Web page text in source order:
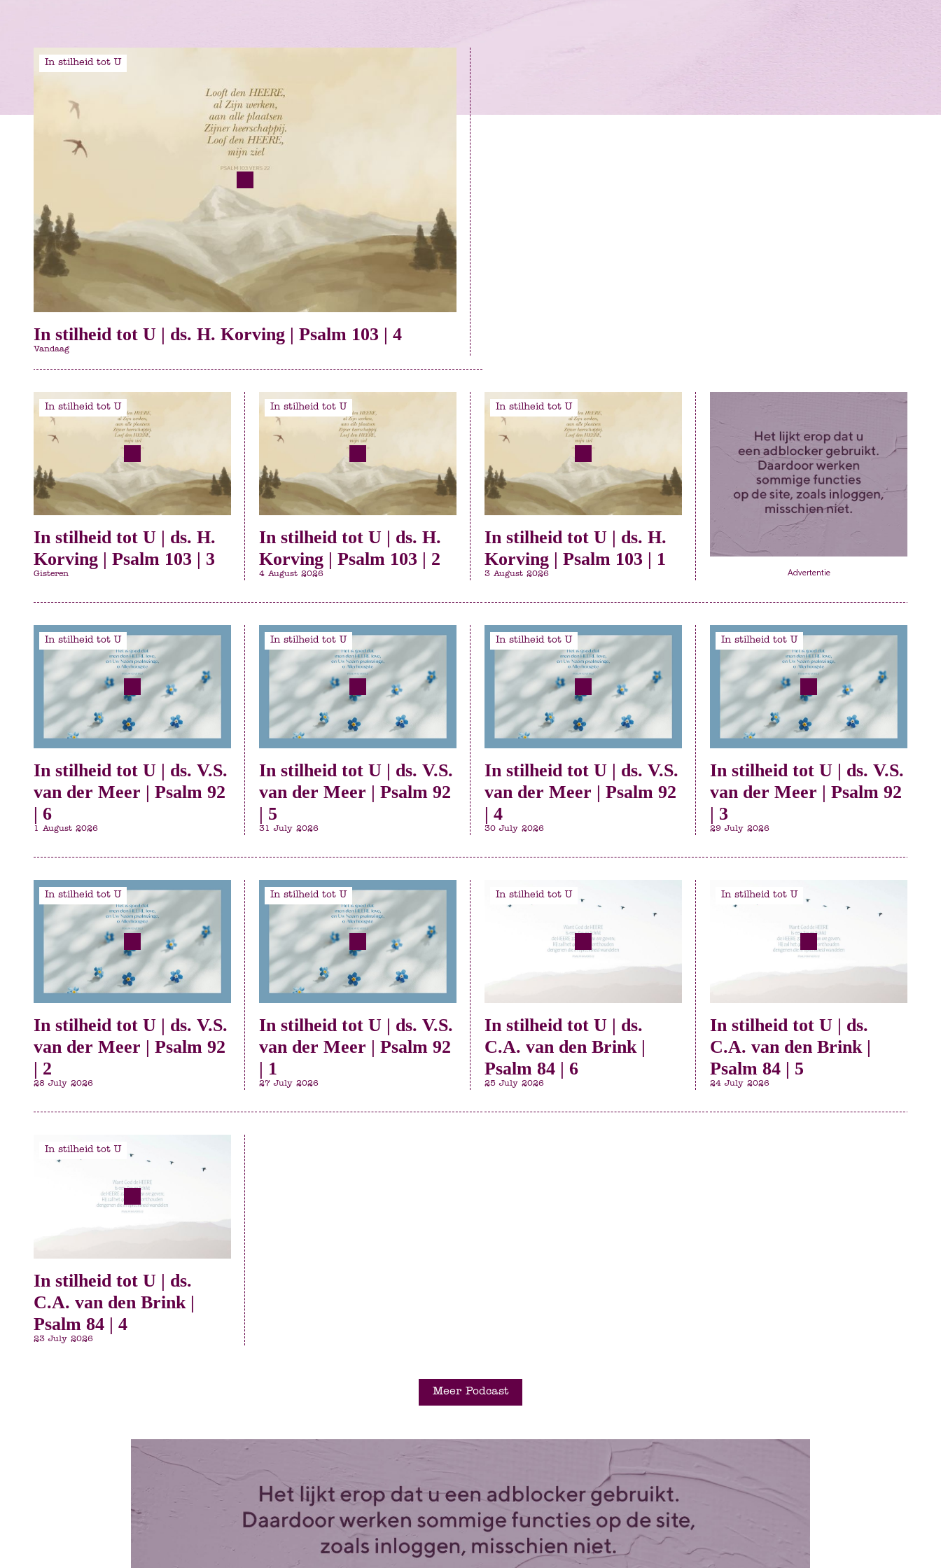
In stilheid tot U
Vandaag
In stilheid tot U | ds. H. Korving | Psalm 103 | 4
In stilheid tot U
Gisteren
In stilheid tot U | ds. H.
Korving | Psalm 103 | 3
In stilheid tot U
4 August 2026
In stilheid tot U | ds. H.
Korving | Psalm 103 | 2
In stilheid tot U
3 August 2026
In stilheid tot U | ds. H.
Korving | Psalm 103 | 1
Advertentie
In stilheid tot U
1 August 2026
In stilheid tot U | ds. V.S.
van der Meer | Psalm 92
| 6
In stilheid tot U
31 July 2026
In stilheid tot U | ds. V.S.
van der Meer | Psalm 92
| 5
In stilheid tot U
30 July 2026
In stilheid tot U | ds. V.S.
van der Meer | Psalm 92
| 4
In stilheid tot U
29 July 2026
In stilheid tot U | ds. V.S.
van der Meer | Psalm 92
| 3
In stilheid tot U
28 July 2026
In stilheid tot U | ds. V.S.
van der Meer | Psalm 92
| 2
In stilheid tot U
27 July 2026
In stilheid tot U | ds. V.S.
van der Meer | Psalm 92
| 1
In stilheid tot U
25 July 2026
In stilheid tot U | ds.
C.A. van den Brink |
Psalm 84 | 6
In stilheid tot U
24 July 2026
In stilheid tot U | ds.
C.A. van den Brink |
Psalm 84 | 5
In stilheid tot U
23 July 2026
In stilheid tot U | ds.
C.A. van den Brink |
Psalm 84 | 4
Meer Podcast